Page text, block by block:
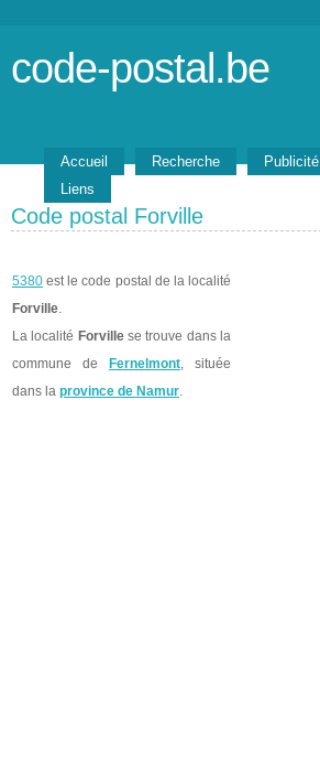
code-postal.be
Accueil Recherche Publicité
Liens
Code postal Forville
5380 est le code postal de la localité
Forville.
La localité Forvillese trouve dans la
commune de
Fernelmont, située
dans la province de Namur.